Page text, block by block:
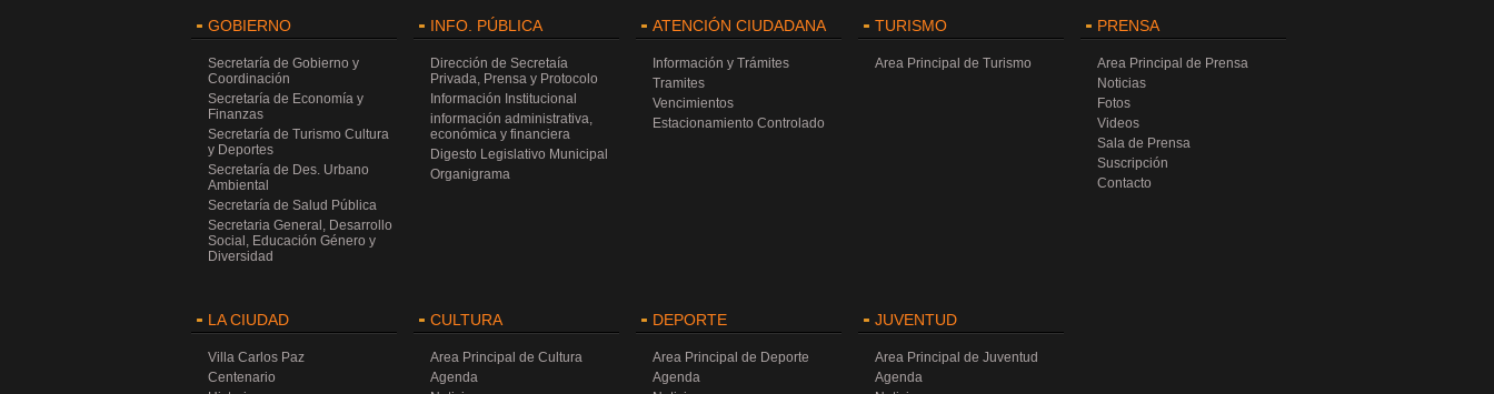
GOBIERNO
Secretaría de Gobierno y
Coordinación
Secretaría de Economía y
Finanzas
Secretaría de Turismo Cultura
y Deportes
Secretaría de Des. Urbano
Ambiental
Secretaría de Salud Pública
Secretaria General, Desarrollo
Social, Educación Género y
Diversidad
INFO. PÚBLICA
Dirección de Secretaía
Privada, Prensa y Protocolo
Información Institucional
información administrativa,
económica y financiera
Digesto Legislativo Municipal
Organigrama
ATENCIÓN CIUDADANA
Información y Trámites
Tramites
Vencimientos
Estacionamiento Controlado
TURISMO
Area Principal de Turismo
PRENSA
Area Principal de Prensa
Noticias
Fotos
Videos
Sala de Prensa
Suscripción
Contacto
LA CIUDAD
Villa Carlos Paz
Centenario
CULTURA
Area Principal de Cultura
Agenda
DEPORTE
Area Principal de Deporte
Agenda
JUVENTUD
Area Principal de Juventud
Agenda